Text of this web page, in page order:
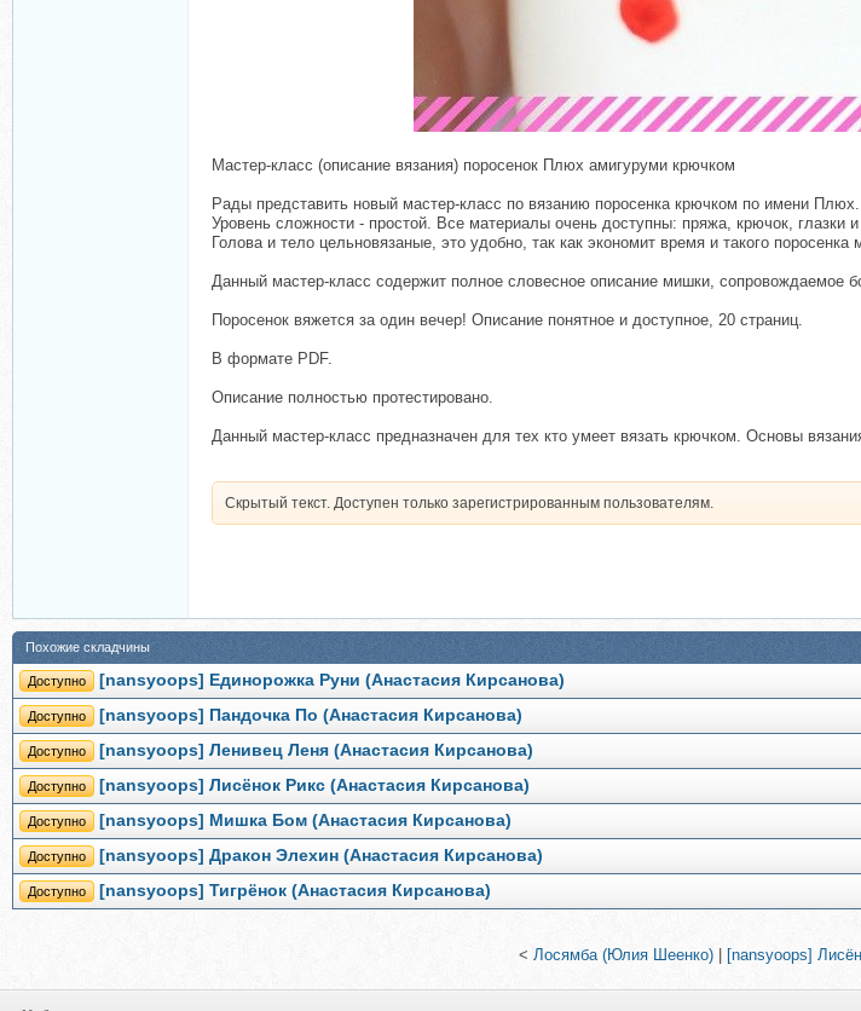
Мастер-класс (описание вязания) поросенок Плюх амигуруми крючком
Рады представить новый мастер-класс по вязанию поросенка крючком по имени Плюх.
Уровень сложности - простой. Все материалы очень доступны: пряжа, крючок, глазки
Голова и тело цельновязаные, это удобно, так как экономит время и такого поросенка
Данный мастер-класс содержит полное словесное описание мишки,
Поросенок вяжется за один вечер! Описание понятное и доступное, 20 страниц.
В формате PDF.
Описание полностью протестировано.
Данный мастер-класс предназначен для тех кто умеет вязать крючком. Основы
Скрытый текст. Доступен только зарегистрированным пользователям.
Похожие складчины
Доступно [nansyoops] Единорожка Руни (Анастасия Кирсанова)
Доступно [nansyoops] Пандочка По (Анастасия Кирсанова)
Доступно [nansyoops] Ленивец Леня (Анастасия Кирсанова)
Доступно [nansyoops] Лисёнок Рикс (Анастасия Кирсанова)
Доступно [nansyoops] Мишка Бом (Анастасия Кирсанова)
Доступно [nansyoops] Дракон Элехин (Анастасия Кирсанова)
Доступно [nansyoops] Тигрёнок (Анастасия Кирсанова)
< Лосямба (Юлия Шеенко) [nansyoops]